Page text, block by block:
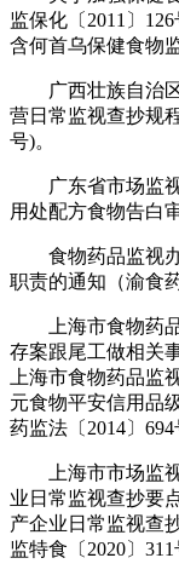
监保化〔2011〕
含何首乌保健食物
广西壮族自治区
营日常监视查抄规
号)。
广东省市场监视
用处配方食物告白
食物药品监视办
职责的通知（渝食
上海市食物药品
存案跟尾工做相关
上海市食物药品监
元食物平安信用品
药监法〔2014〕694
上海市市场监视
业日常监视查抄要
产企业日常监视查
监特食〔2020〕311